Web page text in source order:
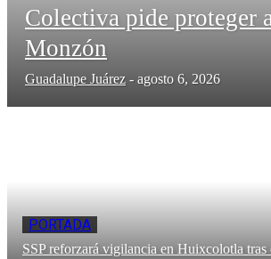
Colectiva pide proteger
Monzón
Guadalupe Juárez - agosto 6, 2026
PORTADA
SSP reforzará vigilancia en Huixcolotla tras